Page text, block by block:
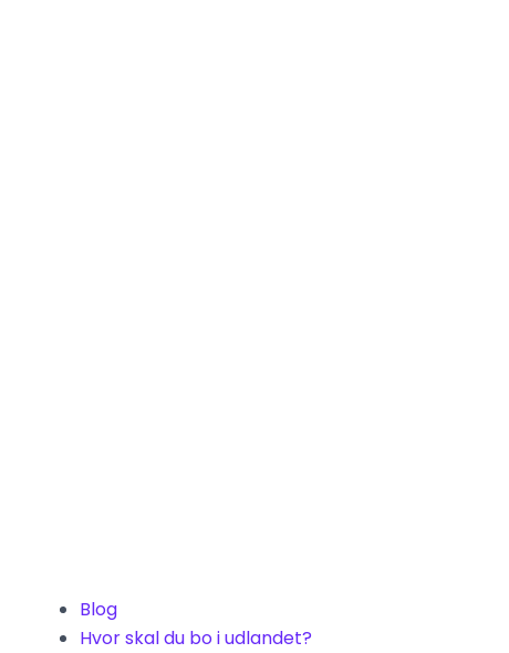
Blog
Hvor skal du bo i udlandet?